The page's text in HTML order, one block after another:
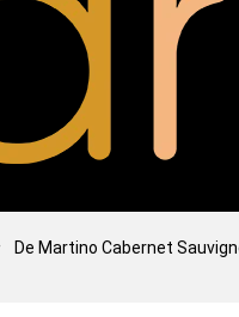
De Martino Cabernet